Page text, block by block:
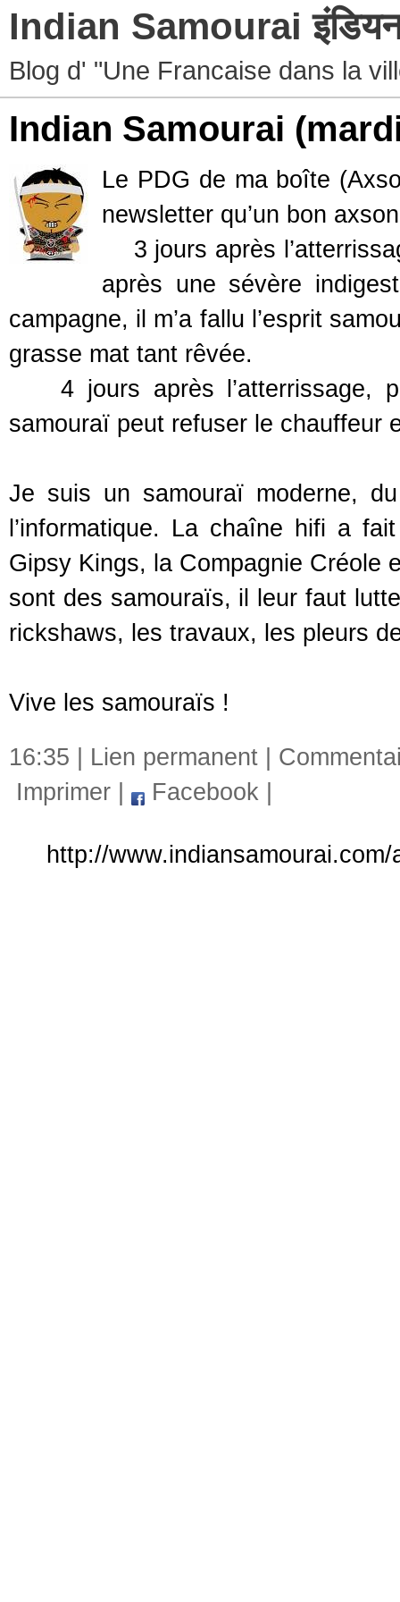
Indian Samourai इंडियन
Blog d' "Une Francaise dans la
Indian Samourai
Le PDG de ma boîte
newsletter qu’un bon
3 jours après
après une sévère
campagne, il m’a fallu l’esprit
grasse mat tant rêvée.
4 jours après l’atterrissage,
samouraï peut refuser le chauffeur
Je suis un samouraï moderne,
l’informatique. La chaîne hifi a
Gipsy Kings, la Compagnie Créole
sont des samouraïs, il leur faut
rickshaws, les travaux, les pleurs
Vive les samouraïs !
16:35 | Lien permanent
Imprimer
Facebook
http://